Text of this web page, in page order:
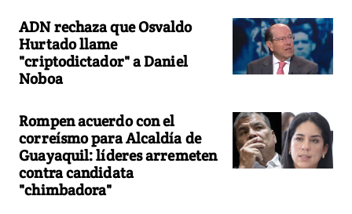
ADN rechaza que Osvaldo
Hurtado llame
"criptodictador" a Daniel
Noboa
Rompen acuerdo con el
correísmo para Alcaldía de
Guayaquil: líderes arremeten
contra candidata
"chimbadora"